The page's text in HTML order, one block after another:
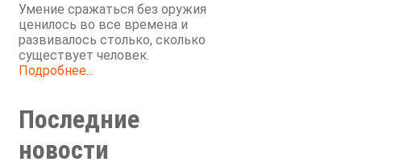
Умение сражаться без оружия
ценилось во все времена и
развивалось столько, сколько
существует человек.
Подробнее...
Последние
новости